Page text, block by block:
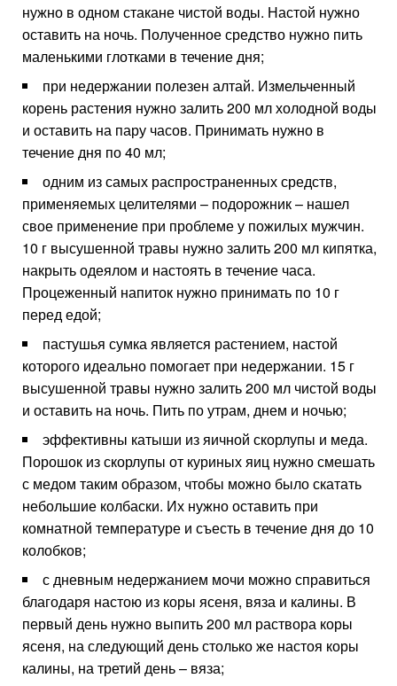
нужно в одном стакане чистой воды. Настой нужно
оставить на ночь. Полученное средство нужно пить
маленькими глотками в течение дня;
при недержании полезен алтай. Измельченный
корень растения нужно залить 200 мл холодной воды
и оставить на пару часов. Принимать нужно в
течение дня по 40 мл;
одним из самых распространенных средств,
применяемых целителями – подорожник – нашел
свое применение при проблеме у пожилых мужчин.
10 г высушенной травы нужно залить 200 мл кипятка,
накрыть одеялом и настоять в течение часа.
Процеженный напиток нужно принимать по 10 г
перед едой;
пастушья сумка является растением, настой
которого идеально помогает при недержании. 15 г
высушенной травы нужно залить 200 мл чистой воды
и оставить на ночь. Пить по утрам, днем и ночью;
эффективны катыши из яичной скорлупы и меда.
Порошок из скорлупы от куриных яиц нужно смешать
с медом таким образом, чтобы можно было скатать
небольшие колбаски. Их нужно оставить при
комнатной температуре и съесть в течение дня до 10
колобков;
с дневным недержанием мочи можно справиться
благодаря настою из коры ясеня, вяза и калины. В
первый день нужно выпить 200 мл раствора коры
ясеня, на следующий день столько же настоя коры
калины, на третий день – вяза;